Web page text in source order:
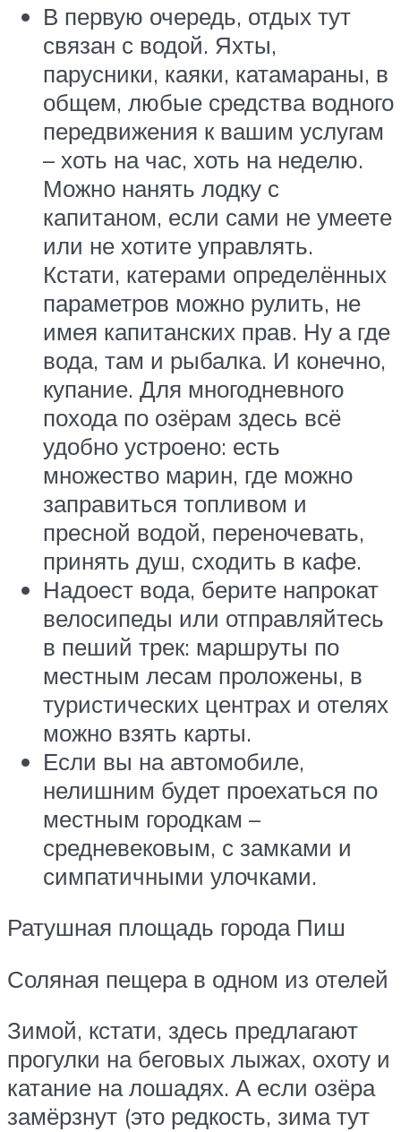
В первую очередь, отдых тут
связан с водой. Яхты,
парусники, каяки, катамараны, в
общем, любые средства водного
передвижения к вашим услугам
– хоть на час, хоть на неделю.
Можно нанять лодку с
капитаном, если сами не умеете
или не хотите управлять.
Кстати, катерами определённых
параметров можно рулить, не
имея капитанских прав. Ну а где
вода, там и рыбалка. И конечно,
купание. Для многодневного
похода по озёрам здесь всё
удобно устроено: есть
множество марин, где можно
заправиться топливом и
пресной водой, переночевать,
принять душ, сходить в кафе.
Надоест вода, берите напрокат
велосипеды или отправляйтесь
в пеший трек: маршруты по
местным лесам проложены, в
туристических центрах и отелях
можно взять карты.
Если вы на автомобиле,
нелишним будет проехаться по
местным городкам –
средневековым, с замками и
симпатичными улочками.
Ратушная площадь города Пиш
Соляная пещера в одном из отелей
Зимой, кстати, здесь предлагают
прогулки на беговых лыжах, охоту и
катание на лошадях. А если озёра
замёрзнут (это редкость, зима тут